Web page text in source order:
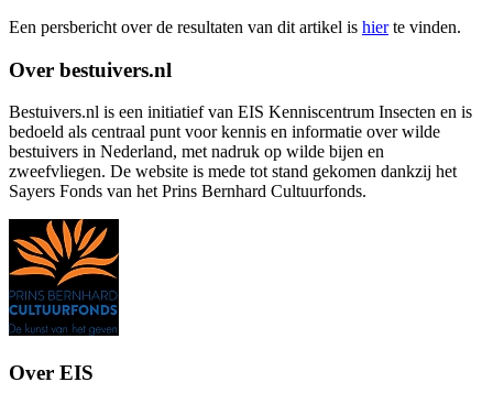
Een persbericht over de resultaten van dit artikel is hierte vinden.
Over bestuivers.nl
Bestuivers.nl is een initiatief van EIS Kenniscentrum Insecten en is
bedoeld als centraal punt voor kennis en informatie over wilde
bestuivers in Nederland, met nadruk op wilde bijen en
zweefvliegen. De website is mede tot stand gekomen dankzij het
Sayers Fonds van het Prins Bernhard Cultuurfonds.
Over EIS